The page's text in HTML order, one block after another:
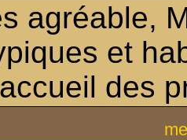
agréable,
et
des